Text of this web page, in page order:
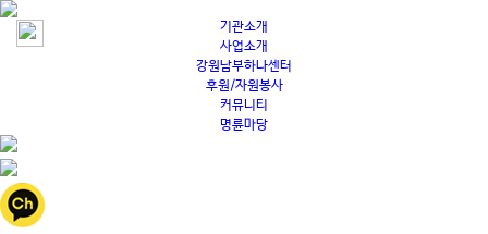
기관소개
사업소개
강원남부하나센터
후원/자원봉사
커뮤니티
명륜마당